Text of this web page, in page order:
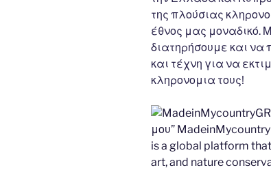
της πλούσιας
έθνος μας μοναδικό.
διατηρήσουμε και να
και τέχνη για να
κληρονομια τους!